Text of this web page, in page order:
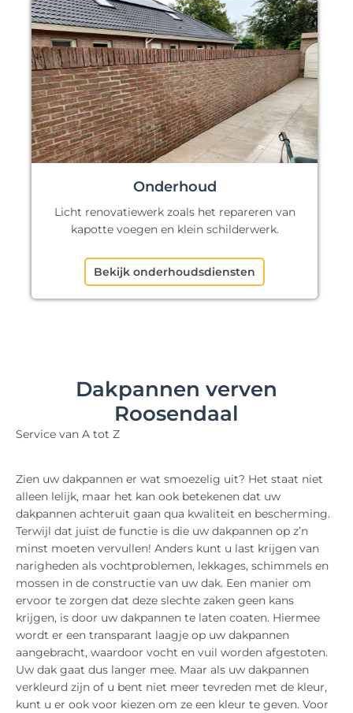
Onderhoud
Licht renovatiewerk zoals het repareren van
kapotte voegen en klein schilderwerk.
Bekijk onderhoudsdiensten
Dakpannen verven
Roosendaal
Service van A tot Z
Zien uw dakpannen er wat smoezelig uit? Het staat niet
alleen lelijk, maar het kan ook betekenen dat uw
dakpannen achteruit gaan qua kwaliteit en bescherming.
Terwijl dat juist de functie is die uw dakpannen op z’n
minst moeten vervullen! Anders kunt u last krijgen van
narigheden als vochtproblemen, lekkages, schimmels en
mossen in de constructie van uw dak. Een manier om
ervoor te zorgen dat deze slechte zaken geen kans
krijgen, is door uw dakpannen te laten coaten. Hiermee
wordt er een transparant laagje op uw dakpannen
aangebracht, waardoor vocht en vuil worden afgestoten.
Uw dak gaat dus langer mee. Maar als uw dakpannen
verkleurd zijn of u bent niet meer tevreden met de kleur,
kunt u er ook voor kiezen om ze een kleur te geven. Voor